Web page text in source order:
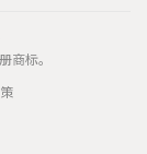
商标。